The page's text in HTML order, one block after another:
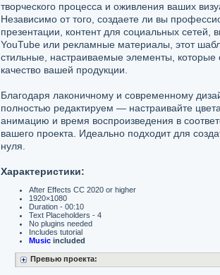
творческого процесса и оживления ваших
Независимо от того, создаете ли вы
презентации, контент для социальных сетей,
YouTube или рекламные материалы, этот
стильные, настраиваемые элементы, которые
качество вашей продукции.
Благодаря лаконичному и современному
полностью редактируем — настраивайте
анимацию и время воспроизведения в
вашего проекта. Идеально подходит для
нуля.
Характеристики:
After Effects CC 2020 or higher
1920×1080
Duration - 00:10
Text Placeholders - 4
No plugins needed
Includes tutorial
Music included
Превью проекта: